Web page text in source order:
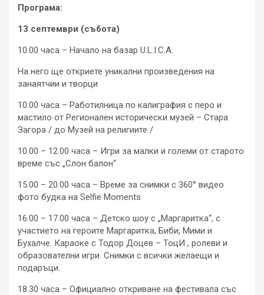
Програма:
13 септември (събота)
10.00 часа – Начало на базар U.L.I.C.A.
На него ще откриете уникални произведения на
занаятчии и творци
10.00 часа – Работилница по калиграфия с перо и
мастило от Регионален исторически музей – Стара
Загора / до Музей на религиите /
10.00 – 12.00 часа – Игри за малки и големи от старото
време със „Слон балон“
15.00 – 20.00 часа – Време за снимки с 360° видео
фото будка на Selfie Moments
16.00 – 17.00 часа – Детско шоу с „Маргаритка“, с
участието на героите Маргаритка, Биби, Мими и
Бухалче. Караоке с Тодор Доцев – ТоцИ , ролеви и
образователни игри. Снимки с всички желаещи и
подаръци.
18.30 часа – Официално откриване на фестивала със